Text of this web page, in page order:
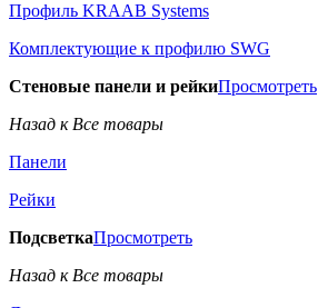
Профиль KRAAB Systems
Комплектующие к профилю SWG
Стеновые панели и рейкиПросмотреть
Назад к Все товары
Панели
Рейки
ПодсветкаПросмотреть
Назад к Все товары